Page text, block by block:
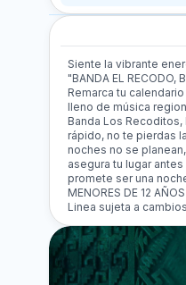
Siente la vibrante
"BANDA EL
Remarca tu
lleno de música
Banda Los
rápido, no te pierdas
noches no se
asegura tu lugar
promete ser una
MENORES DE 12
Linea sujeta a